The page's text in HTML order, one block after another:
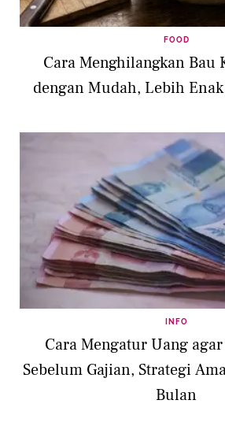
FOOD
Cara Menghilangkan Bau
dengan Mudah, Lebih
INFO
Cara Mengatur Uang
Sebelum Gajian, Strategi
Bulan